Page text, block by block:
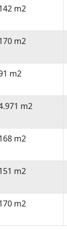
m2
m2
m2
m2
m2
m2
m2